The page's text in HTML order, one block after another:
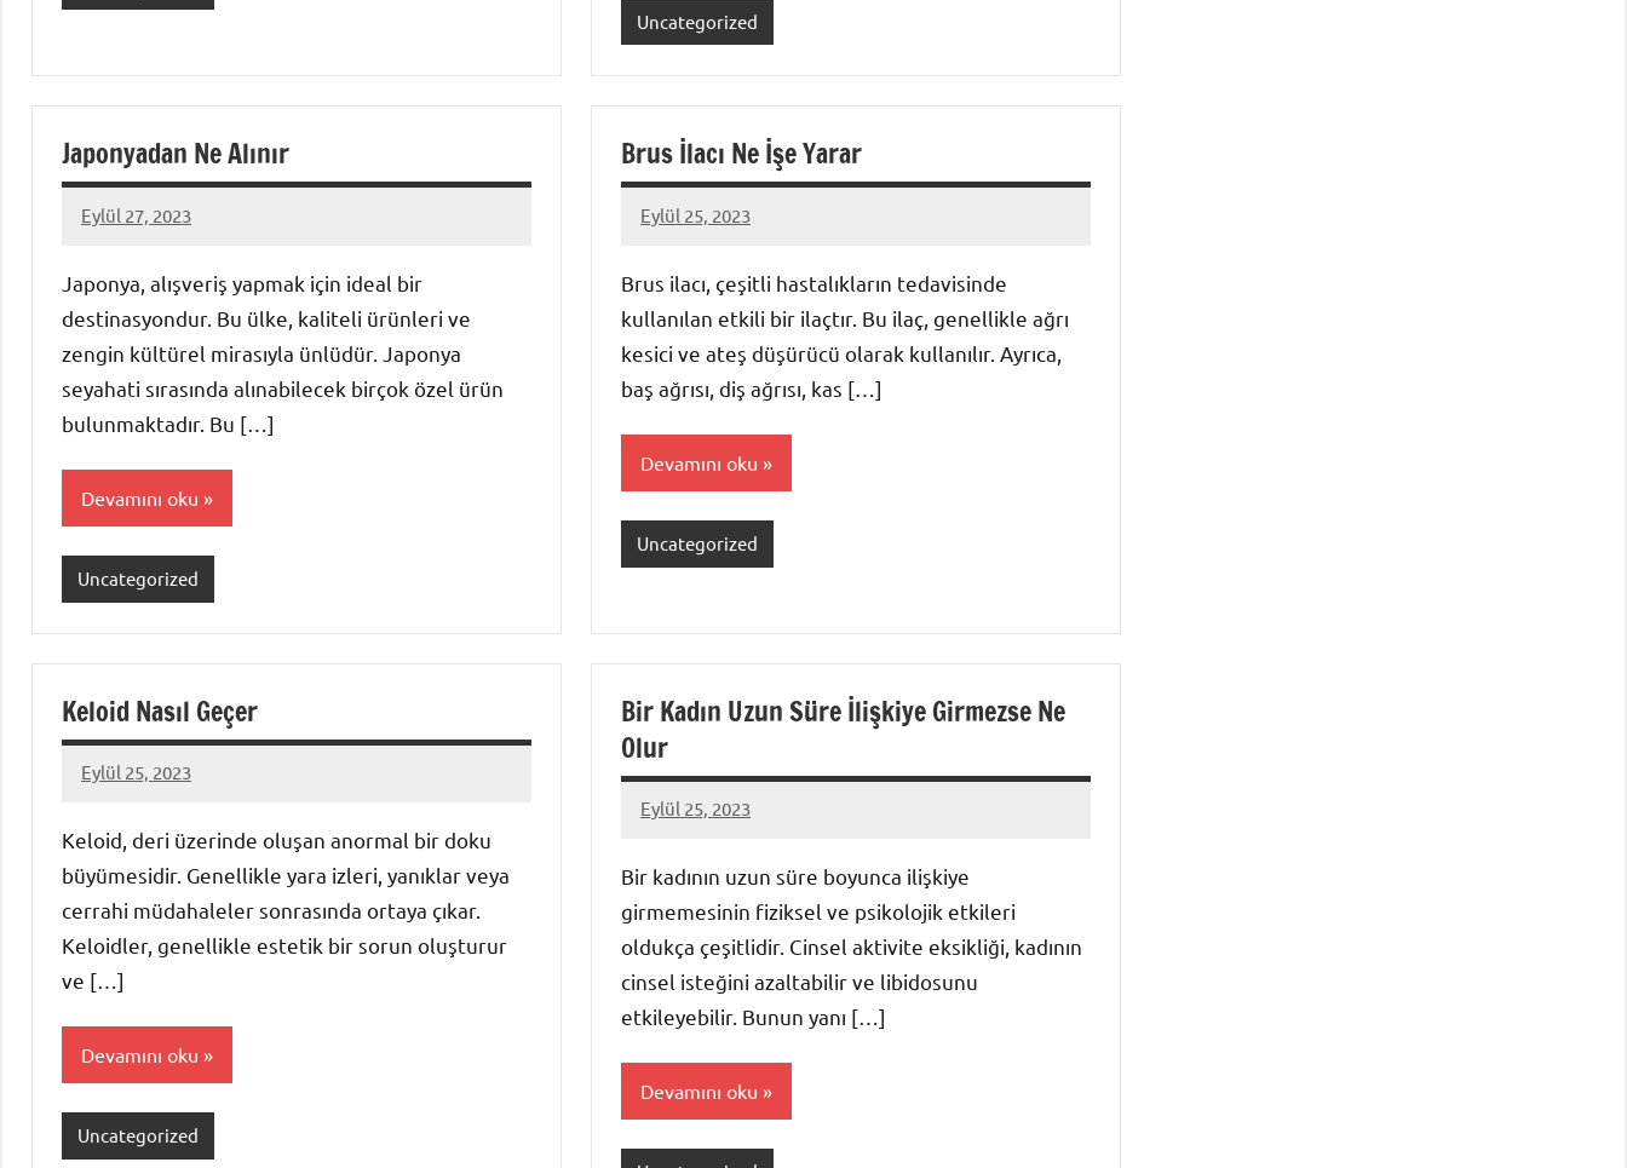
Uncategorized
Japonyadan Ne Alınır
Eylül 27, 2023
admin
Japonya, alışveriş yapmak için ideal bir
destinasyondur. Bu ülke, kaliteli ürünleri ve
zengin kültürel mirasıyla ünlüdür. Japonya
seyahati sırasında alınabilecek birçok özel ürün
bulunmaktadır. Bu […]
Devamını oku
Uncategorized
Brus İlacı Ne İşe Yarar
Eylül 25, 2023
admin
Brus ilacı, çeşitli hastalıkların tedavisinde
kullanılan etkili bir ilaçtır. Bu ilaç, genellikle ağrı
kesici ve ateş düşürücü olarak kullanılır. Ayrıca,
baş ağrısı, diş ağrısı, kas […]
Devamını oku
Uncategorized
Keloid Nasıl Geçer
Eylül 25, 2023
admin
Keloid, deri üzerinde oluşan anormal bir doku
büyümesidir. Genellikle yara izleri, yanıklar veya
cerrahi müdahaleler sonrasında ortaya çıkar.
Keloidler, genellikle estetik bir sorun oluşturur
ve […]
Devamını oku
Uncategorized
Bir Kadın Uzun Süre İlişkiye Girmezse Ne
Olur
Eylül 25, 2023
admin
Bir kadının uzun süre boyunca ilişkiye
girmemesinin fiziksel ve psikolojik etkileri
oldukça çeşitlidir. Cinsel aktivite eksikliği, kadının
cinsel isteğini azaltabilir ve libidosunu
etkileyebilir. Bunun yanı […]
Devamını oku